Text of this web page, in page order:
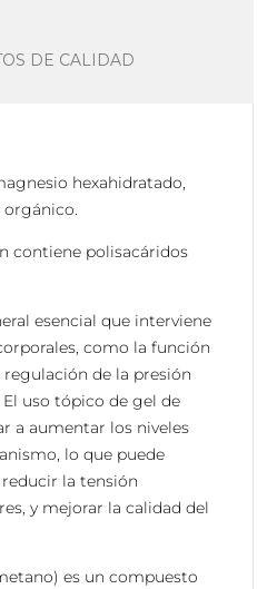
DE CALIDAD
hexahidratado,
orgánico.
contiene polisacáridos
esencial que interviene
como la función
de la presión
uso tópico de gel de
a aumentar los niveles
lo que puede
la tensión
y mejorar la calidad del
es un compuesto